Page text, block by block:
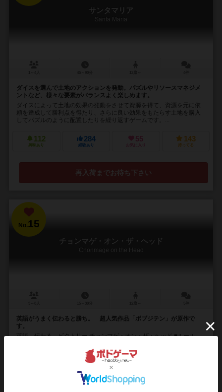
サンタマリア
Santa Maria
ダイスを選んで土地のアクションを発動。パズルやリソースマネジメ
ントなど、様々な要素がバランスよく楽しめます。
ダイスによって土地の効果の発動をさせて資源を得て、資源を元に依
頼を達成して勝利点を得たり、さらに良い効果をもたらす土地を購入
してパズルのように配置したりを繰り返すゲームです。...
112
興味あり
284
経験あり
55
お気に入り
143
持ってる
再入荷までお待ち下さい
No.15
チョンマゲ・オン・ザ・ヘッド
Chonmage on the Head
英語がうまく伝わると勝ち。 超人気作品「ボブジテン」が原作で
す。
英語、伝わる、ビクトリー チョンマゲ・オン・ザ・ヘッド ■ルール
た人が回答する。 ３．たく...
経験あり お気に入り